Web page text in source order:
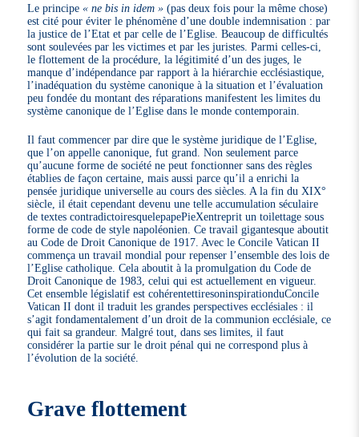
Le principe« ne bis in idem » (pas deux fois pour la même chose)
est cité pour éviter le phénomène d’une double indemnisation : par
la justice de l’Etat et par celle de l’Eglise. Beaucoup de difficultés
sont soulevées par les victimes et par les juristes. Parmi celles-ci,
le flottement de la procédure, la légitimité d’un des juges, le
manque d’indépendance par rapport à la hiérarchie ecclésiastique,
l’inadéquation du système canonique à la situation et l’évaluation
peu fondée du montant des réparations manifestent les limites du
système canonique de l’Eglise dans le monde contemporain.
Il faut commencer par dire que le système juridique de l’Eglise,
que l’on appelle canonique, fut grand. Non seulement parce
qu’aucune forme de société ne peut fonctionner sans des règles
établies de façon certaine, mais aussi parce qu’il a enrichi la
pensée juridique universelle au cours des siècles. A la fin du XIX°
siècle, il était cependant devenu une telle accumulation séculaire
de textes contradictoiresquelepapePieXentreprit un toilettage sous
forme de code de style napoléonien. Ce travail gigantesque aboutit
au Code de Droit Canonique de 1917. Avec le Concile Vatican II
commença un travail mondial pour repenser l’ensemble des lois de
l’Eglise catholique. Cela aboutit à la promulgation du Code de
Droit Canonique de 1983, celui qui est actuellement en vigueur.
Cet ensemble législatif est cohérentettiresoninspirationduConcile
Vatican II dont il traduit les grandes perspectives ecclésiales : il
s’agit fondamentalement d’un droit de la communion ecclésiale, ce
qui fait sa grandeur. Malgré tout, dans ses limites, il faut
considérer la partie sur le droit pénal qui ne correspond plus à
l’évolution de la société.
Grave flottement